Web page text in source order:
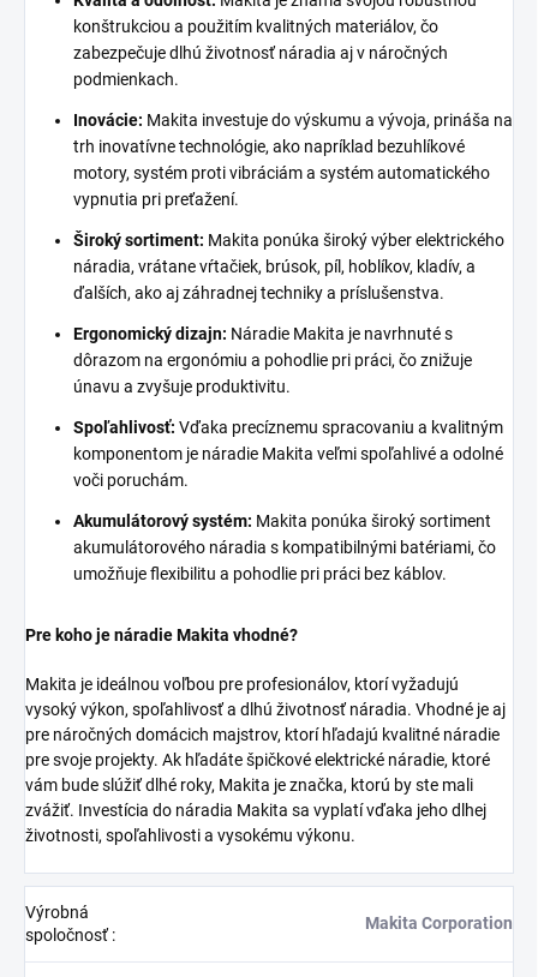
konštrukciou a použitím kvalitných materiálov, čo
zabezpečuje dlhú životnosť náradia aj v náročných
podmienkach.
Inovácie: Makita investuje do výskumu a vývoja, prináša na
trh inovatívne technológie, ako napríklad bezuhlíkové
motory, systém proti vibráciám a systém automatického
vypnutia pri preťažení.
Široký sortiment: Makita ponúka široký výber elektrického
náradia, vrátane vŕtačiek, brúsok, píl, hoblíkov, kladív, a
ďalších, ako aj záhradnej techniky a príslušenstva.
Ergonomický dizajn: Náradie Makita je navrhnuté s
dôrazom na ergonómiu a pohodlie pri práci, čo znižuje
únavu a zvyšuje produktivitu.
Spoľahlivosť: Vďaka precíznemu spracovaniu a kvalitným
komponentom je náradie Makita veľmi spoľahlivé a odolné
voči poruchám.
Akumulátorový systém: Makita ponúka široký sortiment
akumulátorového náradia s kompatibilnými batériami, čo
umožňuje flexibilitu a pohodlie pri práci bez káblov.
Pre koho je náradie Makita vhodné?
Makita je ideálnou voľbou pre profesionálov, ktorí vyžadujú
vysoký výkon, spoľahlivosť a dlhú životnosť náradia. Vhodné je aj
pre náročných domácich majstrov, ktorí hľadajú kvalitné náradie
pre svoje projekty. Ak hľadáte špičkové elektrické náradie, ktoré
vám bude slúžiť dlhé roky, Makita je značka, ktorú by ste mali
zvážiť. Investícia do náradia Makita sa vyplatí vďaka jeho dlhej
životnosti, spoľahlivosti a vysokému výkonu.
Výrobná
spoločnosť:
Makita Corporation